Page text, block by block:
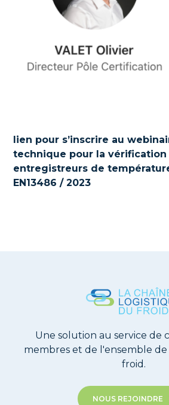
lien pour s’inscrire au
technique pour la
entregistreurs de
EN13486 / 2023
Une solution au service de
membres et de l'ensemble
froid.
NOUS REJOINDRE